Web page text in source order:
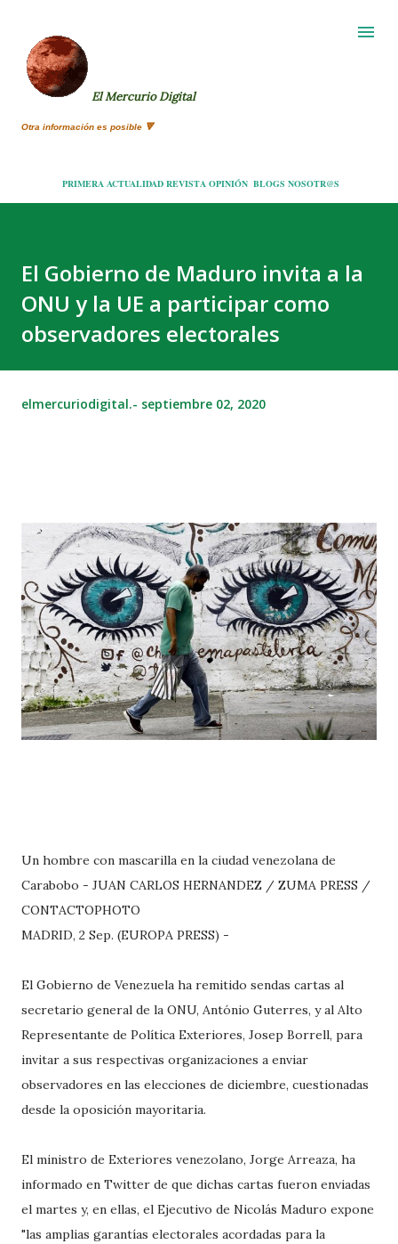
El Mercurio Digital
Otra información es posible 🔻
PRIMERA ACTUALIDAD REVISTA OPINIÓN BLOGS NOSOTR@S
El Gobierno de Maduro invita a la
ONU y la UE a participar como
observadores electorales
elmercuriodigital.- septiembre 02, 2020
Un hombre con mascarilla en la ciudad venezolana de
Carabobo - JUAN CARLOS HERNANDEZ / ZUMA PRESS /
CONTACTOPHOTO
MADRID, 2 Sep. (EUROPA PRESS) -
El Gobierno de Venezuela ha remitido sendas cartas al
secretario general de la ONU, António Guterres, y al Alto
Representante de Política Exteriores, Josep Borrell, para
invitar a sus respectivas organizaciones a enviar
observadores en las elecciones de diciembre, cuestionadas
desde la oposición mayoritaria.
El ministro de Exteriores venezolano, Jorge Arreaza, ha
informado en Twitter de que dichas cartas fueron enviadas
el martes y, en ellas, el Ejecutivo de Nicolás Maduro expone
"las amplias garantías electorales acordadas para la